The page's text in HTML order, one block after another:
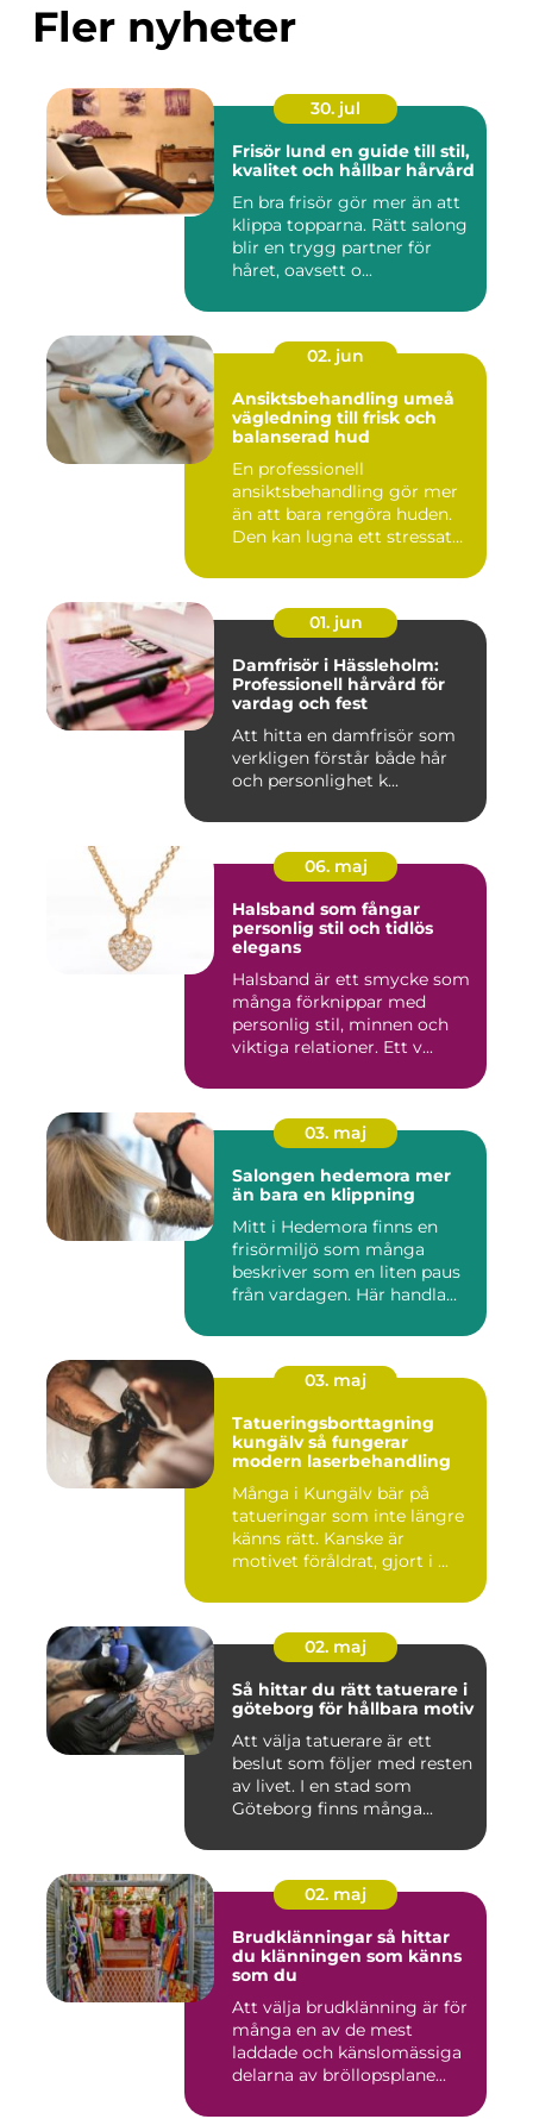
Fler nyheter
30. jul
Frisör lund en guide till stil,
kvalitet och hållbar hårvård
En bra frisör gör mer än att
klippa topparna. Rätt salong
blir en trygg partner för
håret, oavsett o...
02. jun
Ansiktsbehandling umeå
vägledning till frisk och
balanserad hud
En professionell
ansiktsbehandling gör mer
än att bara rengöra huden.
Den kan lugna ett stressat
01. jun
Damfrisör i Hässleholm:
Professionell hårvård för
vardag och fest
Att hitta en damfrisör som
verkligen förstår både hår
och personlighet k...
06. maj
Halsband som fångar
personlig stil och tidlös
elegans
Halsband är ett smycke som
många förknippar med
personlig stil, minnen och
viktiga relationer. Ett v...
03. maj
Salongen hedemora mer
än bara en klippning
Mitt i Hedemora finns en
frisörmiljö som många
beskriver som en liten paus
från vardagen. Här handla...
03. maj
Tatueringsborttagning
kungälv så fungerar
modern laserbehandling
Många i Kungälv bär på
tatueringar som inte längre
känns rätt. Kanske är
motivet föråldrat, gjort i ...
02. maj
Så hittar du rätt tatuerare i
göteborg för hållbara motiv
Att välja tatuerare är ett
beslut som följer med resten
av livet. I en stad som
Göteborg finns många...
02. maj
Brudklänningar så hittar
du klänningen som känns
som du
Att välja brudklänning är för
många en av de mest
laddade och känslomässiga
delarna av bröllopsplane...